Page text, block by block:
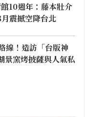
10週年：藤本壯介
震撼空降台北
線！造訪「台版神
景窯烤披薩與人氣私